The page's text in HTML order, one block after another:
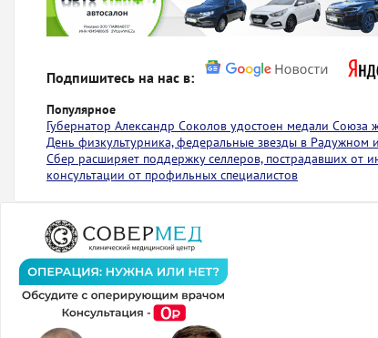
Подпишитесь на нас в:
Популярное
Губернатор Александр Соколов удостоен медали Союза
День физкультурника, федеральные звезды в Радужном
Сбер расширяет поддержку селлеров, пострадавших от
консультации от профильных специалистов